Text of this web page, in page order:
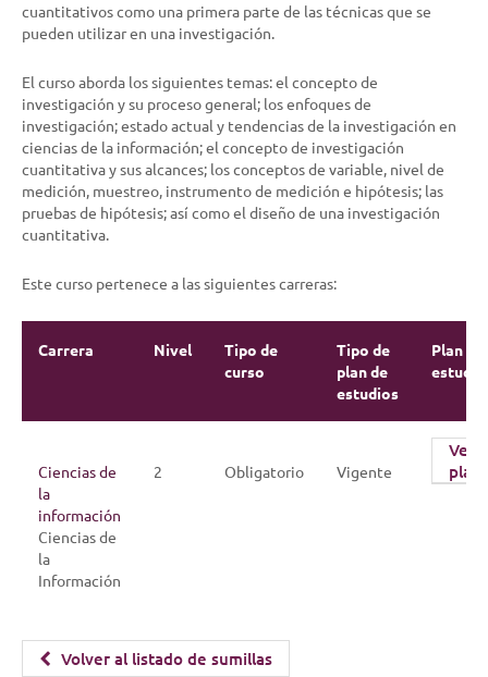
cuantitativos como una primera parte de las técnicas que se
pueden utilizar en una investigación.
El curso aborda los siguientes temas: el concepto de
investigación y su proceso general; los enfoques de
investigación; estado actual y tendencias de la investigación en
ciencias de la información; el concepto de investigación
cuantitativa y sus alcances; los conceptos de variable, nivel de
medición, muestreo, instrumento de medición e hipótesis; las
pruebas de hipótesis; así como el diseño de una investigación
cuantitativa.
Este curso pertenece a las siguientes carreras:
Carrera Nivel
Tipo de
curso
Tipo de
plan de
estudios
Plan de
Ciencias de
la
información
Ciencias de
la
Información
2 Obligatorio Vigente
Ver
plan
Volver al listado de sumillas